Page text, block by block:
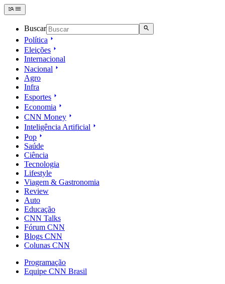
Buscar
Política
Eleições
Internacional
Nacional
Agro
Infra
Esportes
Economia
CNN Money
Inteligência Artificial
Pop
Saúde
Ciência
Tecnologia
Lifestyle
Viagem & Gastronomia
Review
Auto
Educação
CNN Talks
Fórum CNN
Blogs CNN
Colunas CNN
Programação
Equipe CNN Brasil